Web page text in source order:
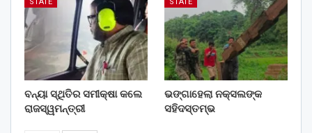
ବନ୍ୟା ସ୍ଥିତିର ସମୀକ୍ଷା କଲେ
ରାଜସ୍ୱମନ୍ତ୍ରୀ
ଭଙ୍ଗାହେଲା ନକ୍ସଲଙ୍କ
ସହିଦସ୍ତମ୍ଭ